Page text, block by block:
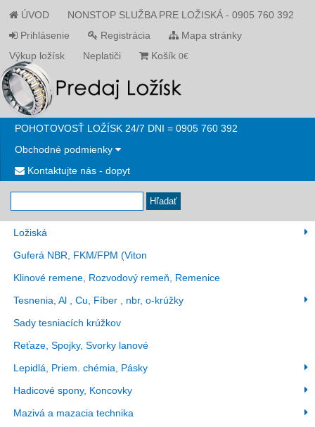
ÚVOD
NONSTOP SLUŽBA PRE LOŽISKÁ - 0905 760 392
Prihlásenie
Registrácia
Mapa stránky
Výkup ložísk
Neplatiči Košík 0€
POHOTOVOSŤ LOŽÍSK 24/7 DNI = 0905 760 392
Obchodné podmienky
Kontaktujte nás - dopyt
Hľadať
Ložiská
Guferá NBR, FKM/FPM (Viton
Klinové remene, Rozvodový remeň, Remenice
Tesnenia, Al , Cu, Fíber , nbr, o-krúžky
Sady tesniacích krúžkov
Reťaze, Spojky, Svorky lanové
Lepidlá, Priem. chémia, Pásky
Hadicové spony, Koncovky
Mazivá a mazacia technika